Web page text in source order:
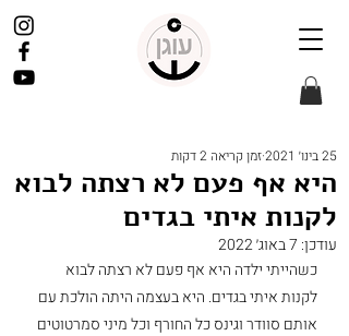
היא אף פעם לא רצתה לבוא
לקנות איתי בגדים
25 בינו׳ 2021 זמן קריאה 2 דקות
עודכן: 7 באוג׳ 2022
כשהייתי ילדה היא אף פעם לא רצתה לבוא
לקנות איתי בגדים. היא בעצמה היתה הולכת עם
אותם סוודר וגינס כל החורף וכל מיני סמרטוטים